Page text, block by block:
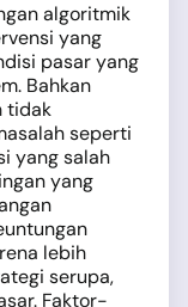
algoritmik
yang
pasar yang
Bahkan
tidak
seperti
yang salah
yang
lebih
serupa,
Faktor-